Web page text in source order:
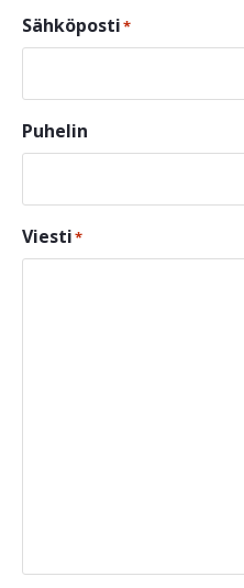
Sähköposti*
Puhelin
Viesti*